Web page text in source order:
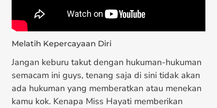
Melatih Kepercayaan Diri
Jangan keburu takut dengan hukuman-hukuman
semacam ini guys, tenang saja di sini tidak akan
ada hukuman yang memberatkan atau menekan
kamu kok. Kenapa Miss Hayati memberikan